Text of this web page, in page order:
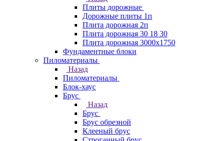
Плиты дорожные
Дорожные плиты 1п
Плита дорожная 2п
Плита дорожная 30 18 30
Плита дорожная 3000х1750
Фундаментные блоки
Пиломатериалы
Назад
Пиломатериалы
Блок-хаус
Брус
Назад
Брус
Брус обрезной
Клееный брус